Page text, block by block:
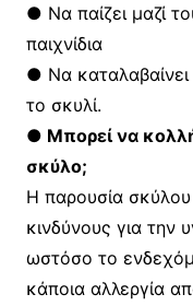
● Nα παίζει μαζί
παιχνίδια
● Nα
το σκυλί.
● Mπορεί να
σκύλο;
H παρουσία σκύλου
κινδύνους για την
ωστόσο το
κάποια αλλεργία